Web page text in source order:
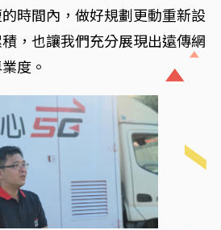
時間內，做好規劃更動重新設
，也讓我們充分展現出遠傳網
度。